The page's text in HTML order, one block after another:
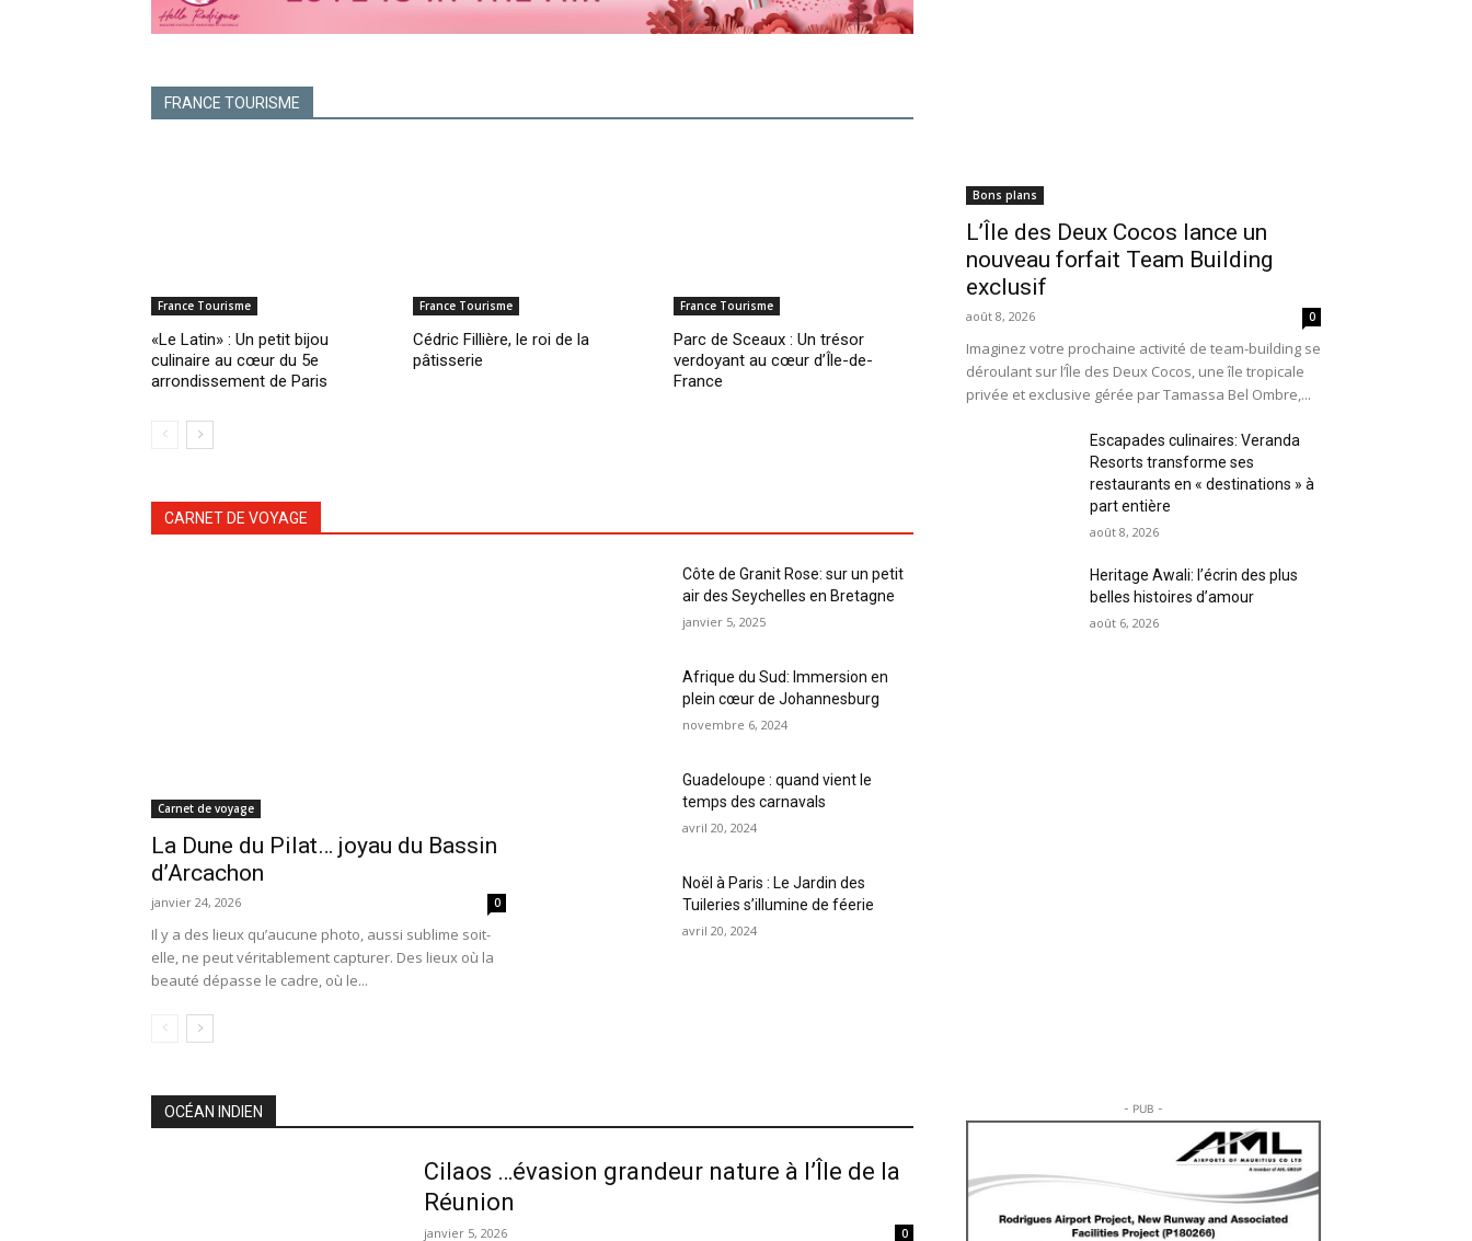
FRANCE TOURISME
France Tourisme
«Le Latin» : Un petit bijou
culinaire au cœur du 5e
arrondissement de Paris
France Tourisme
Cédric Fillière, le roi de la
pâtisserie
France Tourisme
Parc de Sceaux : Un trésor
verdoyant au cœur d’Île-de-
France
CARNET DE VOYAGE
Carnet de voyage
La Dune du Pilat… joyau du Bassin
d’Arcachon
janvier 24, 2026 0
Il y a des lieux qu’aucune photo, aussi sublime soit-
elle, ne peut véritablement capturer. Des lieux où la
beauté dépasse le cadre, où le...
Côte de Granit Rose: sur un petit
air des Seychelles en Bretagne
janvier 5, 2025
Afrique du Sud: Immersion en
plein cœur de Johannesburg
novembre 6, 2024
Guadeloupe : quand vient le
temps des carnavals
avril 20, 2024
Noël à Paris : Le Jardin des
Tuileries s’illumine de féerie
avril 20, 2024
Bons plans
L’Île des Deux Cocos lance un
nouveau forfait Team Building
exclusif
août 8, 2026 0
Imaginez votre prochaine activité de team-building se
déroulant sur l’Île des Deux Cocos, une île tropicale
privée et exclusive gérée par Tamassa Bel Ombre,...
Escapades culinaires: Veranda
Resorts transforme ses
restaurants en « destinations » à
part entière
août 8, 2026
Heritage Awali: l’écrin des plus
belles histoires d’amour
août 6, 2026
OCÉAN INDIEN
Cilaos …évasion grandeur nature à l’Île de la
Réunion
janvier 5, 2026 0
- PUB -